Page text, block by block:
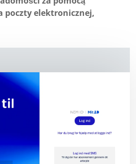
poczty elektronicznej,